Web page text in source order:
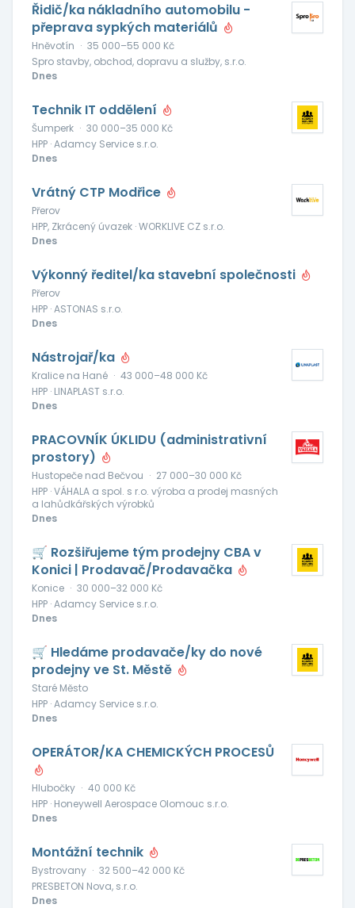
Řidič/ka nákladního automobilu -
přeprava sypkých materiálů
Hněvotín · 35 000–55 000 Kč
Spro stavby, obchod, dopravu a služby, s.r.o.
Dnes
Technik IT oddělení
Šumperk · 30 000–35 000 Kč
HPP · Adamcy Service s.r.o.
Dnes
Vrátný CTP Modřice
Přerov
HPP, Zkrácený úvazek · WORKLIVE CZ s.r.o.
Dnes
Výkonný ředitel/ka stavební společnosti
Přerov
HPP · ASTONAS s.r.o.
Dnes
Nástrojař/ka
Kralice na Hané · 43 000–48 000 Kč
HPP · LINAPLAST s.r.o.
Dnes
PRACOVNÍK ÚKLIDU (administrativní
prostory)
Hustopeče nad Bečvou · 27 000–30 000 Kč
HPP · VÁHALA a spol. s r.o. výroba a prodej masných
a lahůdkářských výrobků
Dnes
🛒 Rozšiřujeme tým prodejny CBA v
Konici | Prodavač/Prodavačka
Konice · 30 000–32 000 Kč
HPP · Adamcy Service s.r.o.
Dnes
🛒 Hledáme prodavače/ky do nové
prodejny ve St. Městě
Staré Město
HPP · Adamcy Service s.r.o.
Dnes
OPERÁTOR/KA CHEMICKÝCH PROCESŮ
Hlubočky · 40 000 Kč
HPP · Honeywell Aerospace Olomouc s.r.o.
Dnes
Montážní technik
Bystrovany · 32 500–42 000 Kč
PRESBETON Nova, s.r.o.
Dnes